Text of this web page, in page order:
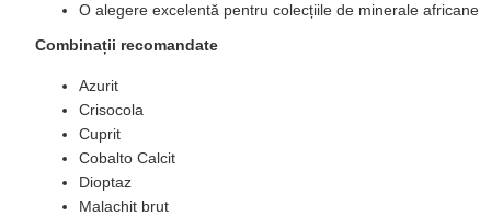
O alegere excelentă pentru colecțiile de minerale africane.
Combinații recomandate
Azurit
Crisocola
Cuprit
Cobalto Calcit
Dioptaz
Malachit brut